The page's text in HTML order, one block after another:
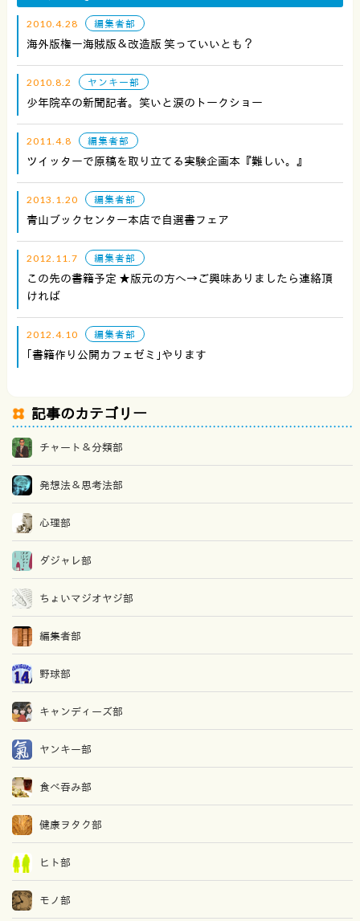
2010.4.28 編集者部
海外版権ー海賊版＆改造版 笑っていいとも？
2010.8.2 ヤンキー部
少年院卒の新聞記者。笑いと涙のトークショー
2011.4.8 編集者部
ツイッターで原稿を取り立てる実験企画本『難しい。』
2013.1.20 編集者部
青山ブックセンター本店で自選書フェア
2012.11.7 編集者部
この先の書籍予定 ★版元の方へ→ご興味ありましたら連絡頂
ければ
2012.4.10 編集者部
｢書籍作り公開カフェゼミ｣やります
記事のカテゴリー
チャート＆分類部
発想法＆思考法部
心理部
ダジャレ部
ちょいマジオヤジ部
編集者部
野球部
キャンディーズ部
ヤンキー部
食べ吞み部
健康ヲタク部
ヒト部
モノ部